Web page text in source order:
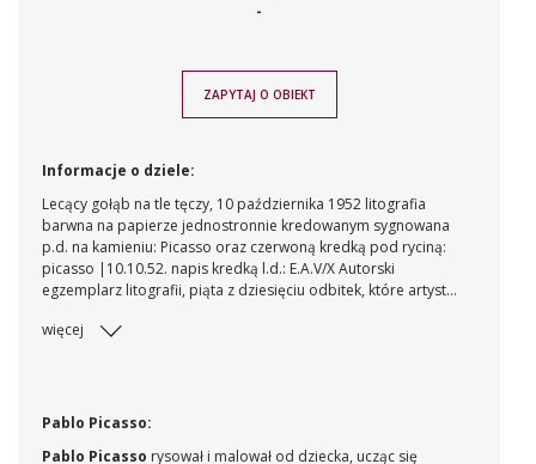
-
ZAPYTAJ O OBIEKT
Informacje o dziele:
Lecący gołąb na tle tęczy, 10 października 1952 litografia
barwna na papierze jednostronnie kredowanym sygnowana
p.d. na kamieniu: Picasso oraz czerwoną kredką pod ryciną:
picasso |10.10.52. napis kredką l.d.: E.A.V/X Autorski
egzemplarz litografii, piąta z dziesięciu odbitek, które artysta
nie katalogowana. Litografia wydana następnie w nakładzie
gravé et litographié 1904-1967, Berne 1971, nr kat. 712, il.
więcej
Pablo Picasso:
Pablo Picasso rysował i malował od dziecka, ucząc się